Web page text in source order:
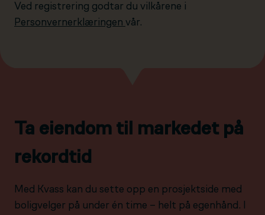
Ved registrering godtar du vilkårene i
Personvernerklæringen vår.
Ta eiendom til markedet på
rekordtid
Med Kvass kan du sette opp en prosjektside med
boligvelger på under én time – helt på egenhånd. I